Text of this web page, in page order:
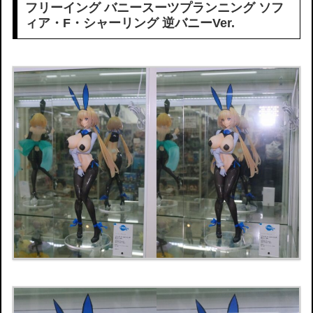
フリーイング バニースーツプランニング ソフ
ィア・F・シャーリング 逆バニーVer.